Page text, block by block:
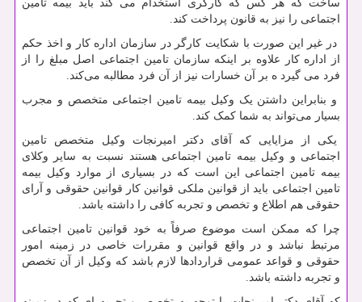
ساخت که هر کس که کارگری استخدام می کند باید بیمه تامین
اجتماعی را نیز به قانون پرداخت کند.
در غیر این صورت با شکایت کارگر در سازمان اداره کار و اخذ حکم
از اداره کار علاوه بر اینکه سازمان تامین اجتماعی اصل مبلغ را از
فرد می گیرد ه بر آن خسارات نیز از آن فرد مطالبه می‌کند.
و بنابراین داشتن یک وکیل بیمه تامین اجتماعی متخصص و مجرب
بسیار می‌تواند به شما کمک کند.
یکی از مزایایی که آقای دکتر امیرنجات وکیل متخصص تامین
اجتماعی و وکیل بیمه تامین اجتماعی هستند نسبت به سایر وکلای
بیمه تامین اجتماعی این است که در بسیاری از موارد وکیل بیمه
تامین اجتماعی باید از قوانین ملکی قوانین کار قوانین حقوقی و آرای
حقوقی هم اطلاع و تخصص و تجربه کافی را داشته باشد.
چرا که ممکن است موضوع صرفاً به خود قوانین تامین اجتماعی
مرتبط نباشد و در واقع قوانین و مقررات خاصی در زمینه امور
حقوقی و قواعد عمومی قراردادها لازم باشد که وکیل از آن تخصص
و تجربه داشته باشد.